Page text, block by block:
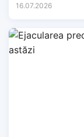
16.07.2026